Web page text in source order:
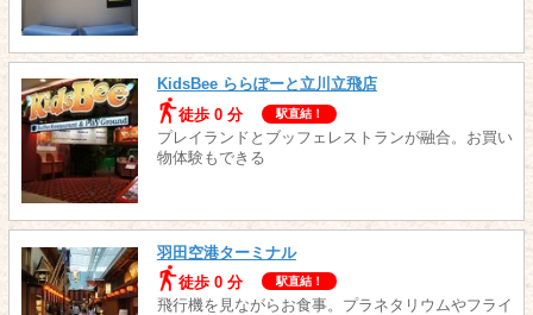
KidsBee ららぽーと立川立飛店
徒歩 0 分
駅直結！
プレイランドとブッフェレストランが融合。お買い
物体験もできる
羽田空港ターミナル
徒歩 0 分
駅直結！
飛行機を見ながらお食事。プラネタリウムやフライ